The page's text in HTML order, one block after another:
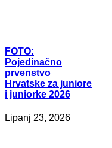
FOTO:
Pojedinačno
prvenstvo
Hrvatske za juniore
i juniorke 2026
Lipanj 23, 2026